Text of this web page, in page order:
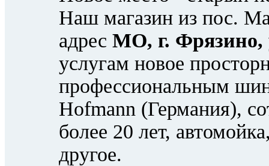
Наш магазин из пос.
адрес МО, г. Фрязино,
услугам новое
профессиональным
Hofmann (Германия),
более 20 лет,
другое.